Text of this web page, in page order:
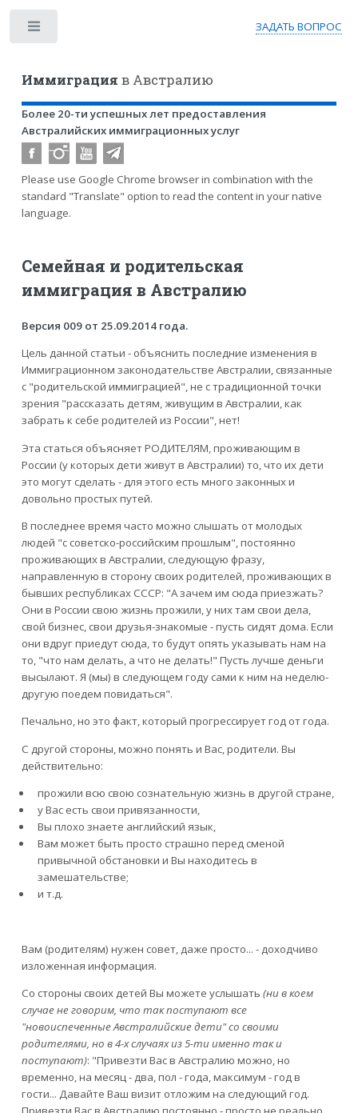
Иммиграция в Австралию
ЗАДАТЬ ВОПРОС
Более 20-ти успешных лет предоставления
Австралийских иммиграционных услуг
Please use Google Chrome browser in combination with the
standard "Translate" option to read the content in your native
language.
Семейная и родительская
иммиграция в Австралию
Версия 009 от 25.09.2014 года.
Цель данной статьи - объяснить последние изменения в
Иммиграционном законодательстве Австралии, связанные
с "родительской иммиграцией", не с традиционной точки
зрения "рассказать детям, живущим в Австралии, как
забрать к себе родителей из России", нет!
Эта статься объясняет РОДИТЕЛЯМ, проживающим в
России (у которых дети живут в Австралии) то, что их дети
это могут сделать - для этого есть много законных и
довольно простых путей.
В последнее время часто можно слышать от молодых
людей "с советско-российским прошлым", постоянно
проживающих в Австралии, следующую фразу,
направленную в сторону своих родителей, проживающих в
бывших республиках СССР: "А зачем им сюда приезжать?
Они в России свою жизнь прожили, у них там свои дела,
свой бизнес, свои друзья-знакомые - пусть сидят дома. Если
они вдруг приедут сюда, то будут опять указывать нам на
то, "что нам делать, а что не делать!" Пусть лучше деньги
высылают. Я (мы) в следующем году сами к ним на неделю-
другую поедем повидаться".
Печально, но это факт, который прогрессирует год от года.
С другой стороны, можно понять и Вас, родители. Вы
действительно:
прожили всю свою сознательную жизнь в другой стране,
у Вас есть свои привязанности,
Вы плохо знаете английский язык,
Вам может быть просто страшно перед сменой
привычной обстановки и Вы находитесь в
замешательстве;
и т.д.
Вам (родителям) нужен совет, даже просто... - доходчиво
изложенная информация.
Со стороны своих детей Вы можете услышать (ни в коем
случае не говорим, что так поступают все
"новоиспеченные Австралийские дети" со своими
родителями, но в 4-х случаях из 5-ти именно так и
поступают): "Привезти Вас в Австралию можно, но
временно, на месяц - два, пол - года, максимум - год в
гости... Давайте Ваш визит отложим на следующий год.